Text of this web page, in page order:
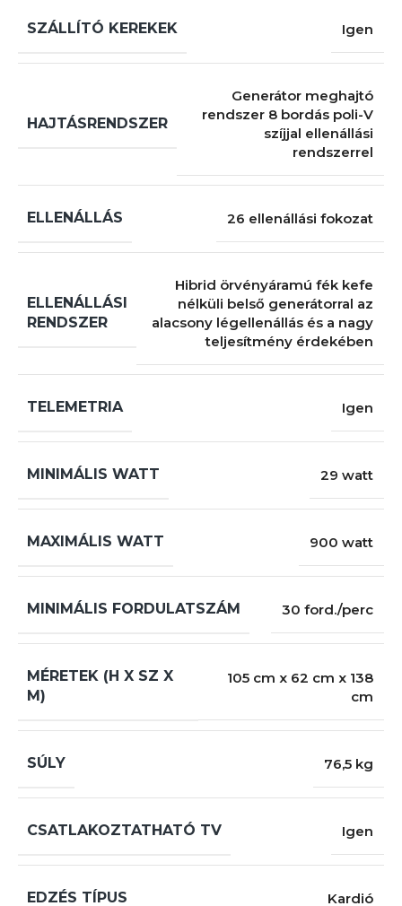
SZÁLLÍTÓ KEREKEK Igen
HAJTÁSRENDSZER
Generátor meghajtó
rendszer 8 bordás poli-V
szíjjal ellenállási
rendszerrel
ELLENÁLLÁS 26 ellenállási fokozat
ELLENÁLLÁSI
RENDSZER
Hibrid örvényáramú fék kefe
nélküli belső generátorral az
alacsony légellenállás és a nagy
teljesítmény érdekében
TELEMETRIA Igen
MINIMÁLIS WATT 29 watt
MAXIMÁLIS WATT 900 watt
MINIMÁLIS FORDULATSZÁM 30 ford./perc
MÉRETEK (H X SZ X
M)
105 cm x 62 cm x 138
cm
SÚLY 76,5 kg
CSATLAKOZTATHATÓ TV Igen
EDZÉS TÍPUS Kardió